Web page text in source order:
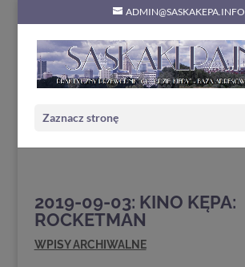
ADMIN@SASKAKEPA.INFO
Zaznacz stronę
2019-09-03: KINO KĘPA:
ROCKETMAN
WPISY ARCHIWALNE